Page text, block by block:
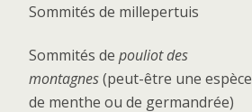
Sommités de millepertuis
Sommités de pouliot des
montagnes(peut-être une espèce
de menthe ou de germandrée)